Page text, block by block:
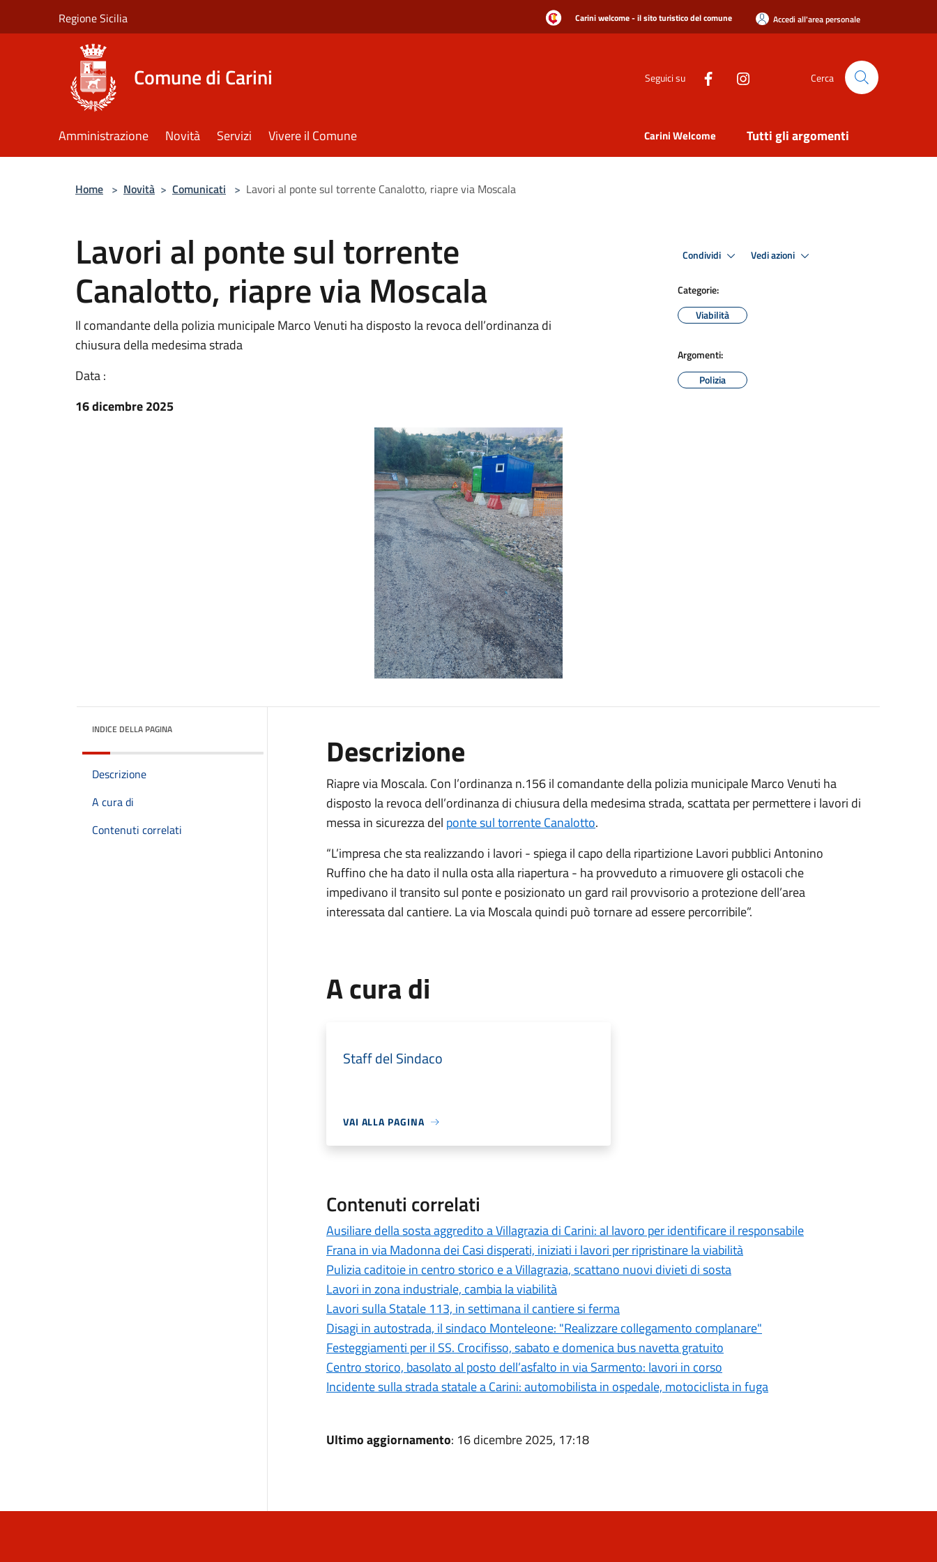
Regione Sicilia Carini welcome - il sito turistico del comune Accedi all'area personale
Comune di Carini Seguici su Cerca
Amministrazione Novità Servizi Vivere il Comune Carini Welcome Tutti gli argomenti
Home > Novità > Comunicati > Lavori al ponte sul torrente Canalotto, riapre via Moscala
Lavori al ponte sul torrente
Canalotto, riapre via Moscala
Il comandante della polizia municipale Marco Venuti ha disposto la revoca dell’ordinanza di
chiusura della medesima strada
Data :
16 dicembre 2025
Condividi Vedi azioni
Categorie:
Viabilità
Argomenti:
Polizia
INDICE DELLA PAGINA
Descrizione
A cura di
Contenuti correlati
Descrizione
Riapre via Moscala. Con l’ordinanza n.156 il comandante della polizia municipale Marco Venuti ha
disposto la revoca dell’ordinanza di chiusura della medesima strada, scattata per permettere i lavori di
messa in sicurezza del ponte sul torrente Canalotto.
“L’impresa che sta realizzando i lavori - spiega il capo della ripartizione Lavori pubblici Antonino
Ruffino che ha dato il nulla osta alla riapertura - ha provveduto a rimuovere gli ostacoli che
impedivano il transito sul ponte e posizionato un gard rail provvisorio a protezione dell’area
interessata dal cantiere. La via Moscala quindi può tornare ad essere percorribile”.
A cura di
Staff del Sindaco
VAI ALLA PAGINA
Contenuti correlati
Ausiliare della sosta aggredito a Villagrazia di Carini: al lavoro per identificare il responsabile
Frana in via Madonna dei Casi disperati, iniziati i lavori per ripristinare la viabilità
Pulizia caditoie in centro storico e a Villagrazia, scattano nuovi divieti di sosta
Lavori in zona industriale, cambia la viabilità
Lavori sulla Statale 113, in settimana il cantiere si ferma
Disagi in autostrada, il sindaco Monteleone: "Realizzare collegamento complanare"
Festeggiamenti per il SS. Crocifisso, sabato e domenica bus navetta gratuito
Centro storico, basolato al posto dell’asfalto in via Sarmento: lavori in corso
Incidente sulla strada statale a Carini: automobilista in ospedale, motociclista in fuga
Ultimo aggiornamento: 16 dicembre 2025, 17:18